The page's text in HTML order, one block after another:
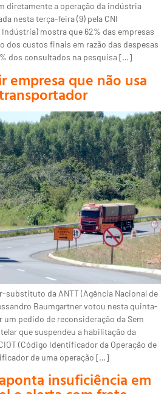
diretamente a operação da indústria
nesta terça-feira (9) pela CNI
mostra que 62% das empresas
dos custos finais em razão das despesas
dos consultados na pesquisa […]
empresa que não usa
substituto da ANTT (Agência Nacional de
Baumgartner votou nesta quinta-
um pedido de reconsideração da Sem
que suspendeu a habilitação da
(Código Identificador da Operação de
de uma operação […]
insuficiência em